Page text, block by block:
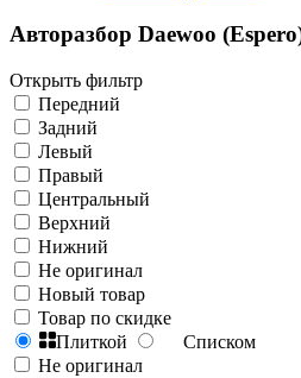
Авторазбор Daewoo
Открыть фильтр
Передний
Задний
Левый
Правый
Центральный
Верхний
Нижний
Не оригинал
Новый товар
Товар по скидке
Плиткой
Списком
Не оригинал